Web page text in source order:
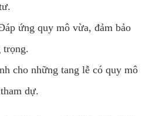
ứng quy mô vừa, đảm bảo
trọng.
cho những tang lễ có quy mô
dự.